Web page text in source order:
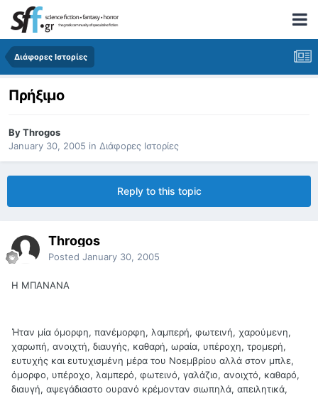
Διάφορες Ιστορίες
Πρήξιμο
ByThrogos
January 30, 2005 in Διάφορες Ιστορίες
Reply to this topic
Throgos
Posted January 30, 2005
Η ΜΠΑΝΑΝΑ
Ήταν μία όμορφη, πανέμορφη, λαμπερή, φωτεινή, χαρούμενη,
χαρωπή, ανοιχτή, διαυγής, καθαρή, ωραία, υπέροχη, τρομερή,
ευτυχής και ευτυχισμένη μέρα του Νοεμβρίου αλλά στον μπλε,
όμορφο, υπέροχο, λαμπερό, φωτεινό, γαλάζιο, ανοιχτό, καθαρό,
διαυγή, αψεγάδιαστο ουρανό κρέμονταν σιωπηλά, απειλητικά,